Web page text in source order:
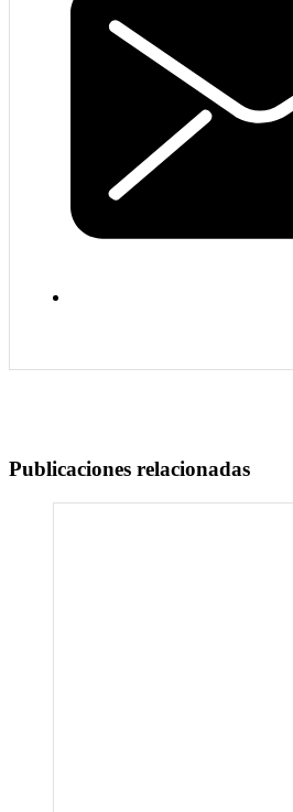
Publicaciones relacionadas